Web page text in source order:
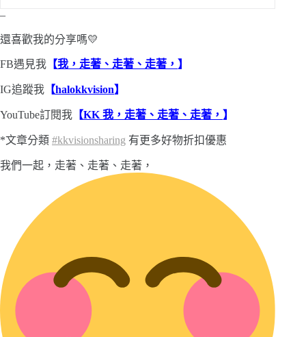
–
還喜歡我的分享嗎💛
FB遇見我 【我，走著、走著、走著， 】
IG追蹤我 【halokkvision】
YouTube訂閱我 【KK 我，走著、走著、走著， 】
*文章分類 #kkvisionsharing 有更多好物折扣優惠
我們一起，走著、走著、走著，